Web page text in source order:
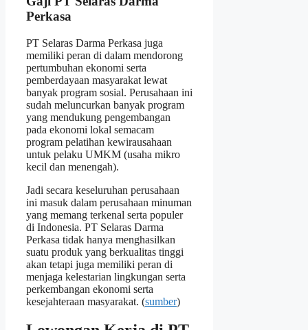
Perkasa
PT Selaras Darma Perkasa juga
memiliki peran di dalam mendorong
pertumbuhan ekonomi serta
pemberdayaan masyarakat lewat
banyak program sosial. Perusahaan ini
sudah meluncurkan banyak program
yang mendukung pengembangan
pada ekonomi lokal semacam
program pelatihan kewirausahaan
untuk pelaku UMKM (usaha mikro
kecil dan menengah).
Jadi secara keseluruhan perusahaan
ini masuk dalam perusahaan minuman
yang memang terkenal serta populer
di Indonesia. PT Selaras Darma
Perkasa tidak hanya menghasilkan
suatu produk yang berkualitas tinggi
akan tetapi juga memiliki peran di
menjaga kelestarian lingkungan serta
perkembangan ekonomi serta
kesejahteraan masyarakat. (sumber)